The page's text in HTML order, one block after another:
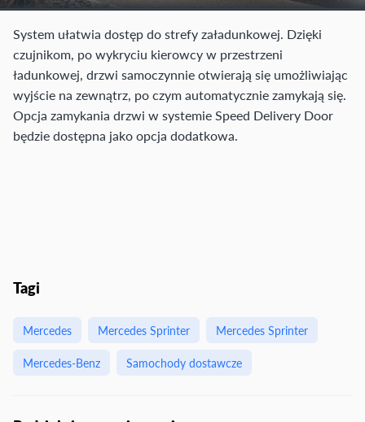
System ułatwia dostęp do strefy załadunkowej. Dzięki
czujnikom, po wykryciu kierowcy w przestrzeni
ładunkowej, drzwi samoczynnie otwierają się umożliwiając
wyjście na zewnątrz, po czym automatycznie zamykają się.
Opcja zamykania drzwi w systemie Speed Delivery Door
będzie dostępna jako opcja dodatkowa.
Tagi
Mercedes Mercedes Sprinter
Mercedes Sprinter
Mercedes-Benz
Samochody dostawcze